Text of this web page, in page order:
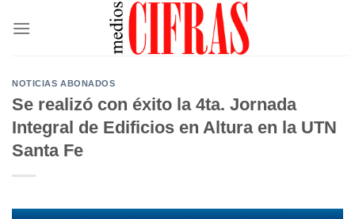
NOTICIAS ABONADOS
Se realizó con éxito la 4ta. Jornada
Integral de Edificios en Altura en la UTN
Santa Fe